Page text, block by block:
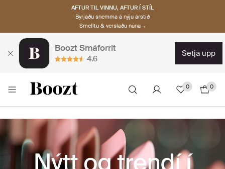
AFTUR TIL VINNU, AFTUR Í STÍL
Byrjaðu snemma á nýju árstíð
Smelltu & verslaðu núna→
Boozt Smáforrit
4.6
setja upp
0 0